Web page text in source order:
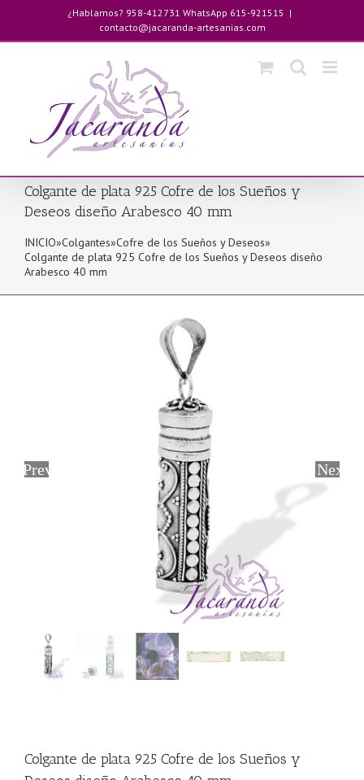
contenido
¿Hablamos? 958-412731 WhatsApp 615-921515 |
contacto@jacaranda-artesanias.com
Colgante de plata 925 Cofre de los Sueños y
Deseos diseño Arabesco 40 mm
INICIO»Colgantes»Cofre de los Sueños y Deseos»
Colgante de plata 925 Cofre de los Sueños y Deseos diseño
Arabesco 40 mm
Previous Next
Colgante de plata 925 Cofre de los Sueños y